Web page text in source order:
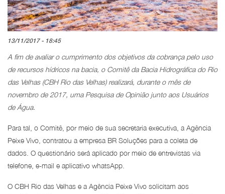
13/11/2017 - 18:45
A fim de avaliar o cumprimento dos objetivos da cobrança pelo uso
de recursos hídricos na bacia, o Comitê da Bacia Hidrográfica do Rio
das Velhas (CBH Rio das Velhas) realizará, durante o mês de
novembro de 2017, uma Pesquisa de Opinião junto aos Usuários
de Água.
Para tal, o Comitê, por meio de sua secretaria executiva, a Agência
Peixe Vivo, contratou a empresa BR Soluções para a coleta de
dados. O questionário será aplicado por meio de entrevistas via
telefone, e-mail e aplicativo whatsApp.
O CBH Rio das Velhas e a Agência Peixe Vivo solicitam aos